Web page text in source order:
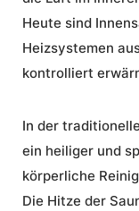
Heute sind
Heizsystemen
kontrolliert
In der
ein heiliger und
körperliche
Die Hitze der